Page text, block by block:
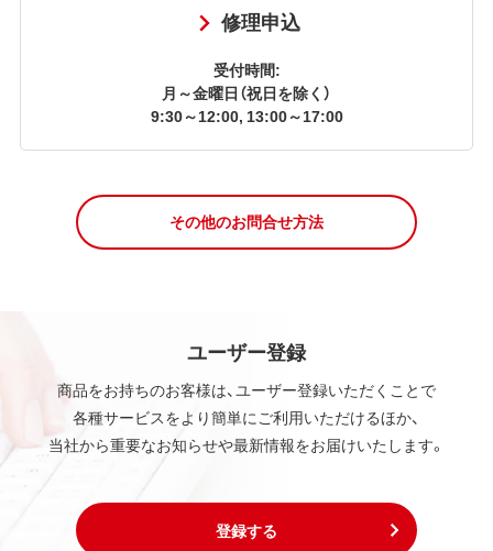
修理申込
受付時間:
月～金曜日（祝日を除く）
9:30～12:00, 13:00～17:00
その他のお問合せ方法
ユーザー登録
商品をお持ちのお客様は、ユーザー登録いただくことで
各種サービスをより簡単にご利用いただけるほか、
当社から重要なお知らせや最新情報をお届けいたします。
登録する